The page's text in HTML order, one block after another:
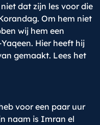
dat zijn les voor die
Om hem niet
wij hem een
Hier heeft hij
gemaakt. Lees het
voor een paar uur
naam is Imran el